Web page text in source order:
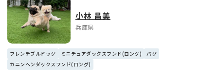
小林 昌美
兵庫県
フレンチブルドッグ ミニチュアダックスフンド(ロング)
パグ
カニンヘンダックスフンド(ロング)